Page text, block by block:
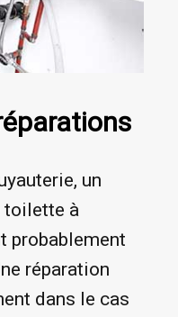
un
toilette à
probablement
réparation
dans le cas